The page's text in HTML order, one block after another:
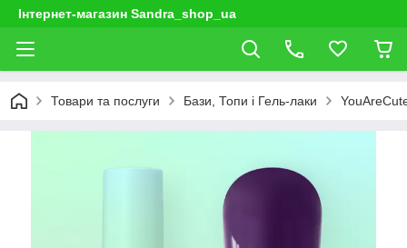
Інтернет-магазин Sandra_shop_ua
Товари та послуги Бази, Топи і Гель-лаки